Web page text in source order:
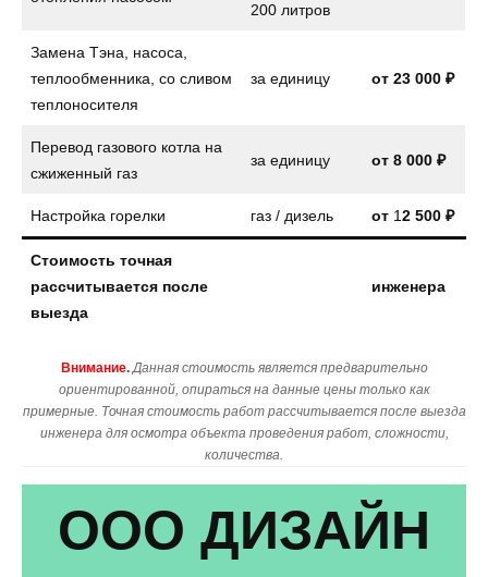
200 литров
Замена Тэна, насоса,
теплообменника, со сливом
теплоносителя
за единицу от 23 000 ₽
Перевод газового котла на
сжиженный газ
за единицу от 8 000 ₽
Настройка горелки газ / дизель от 12 500 ₽
Стоимость точная
рассчитывается после
выезда
инженера
Внимание. Данная стоимость является предварительно
ориентированной, опираться на данные цены только как
примерные. Точная стоимость работ рассчитывается после выезда
инженера для осмотра объекта проведения работ, сложности,
количества.
ООО ДИЗАЙН